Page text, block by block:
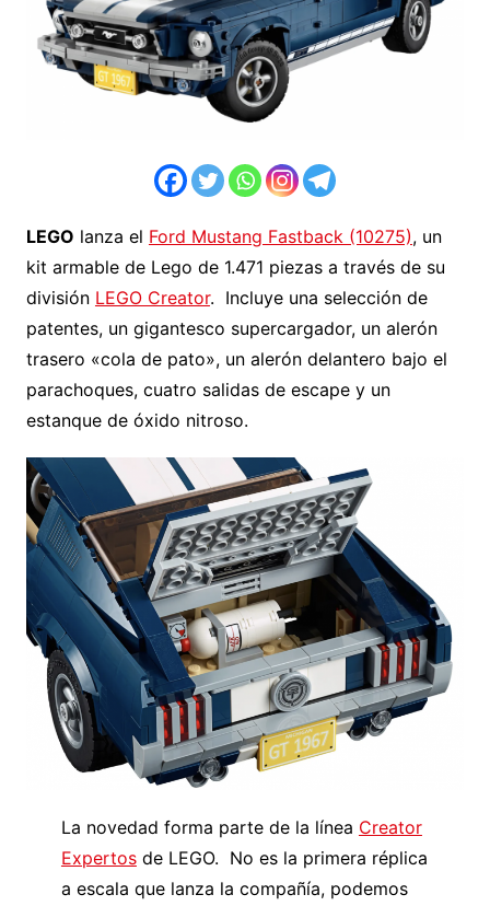
LEGO lanza el Ford Mustang Fastback (10275), un
kit armable de Lego de 1.471 piezas a través de su
división LEGO Creator. Incluye una selección de
patentes, un gigantesco supercargador, un alerón
trasero «cola de pato», un alerón delantero bajo el
parachoques, cuatro salidas de escape y un
estanque de óxido nitroso.
La novedad forma parte de la línea Creator
Expertosde LEGO. No es la primera réplica
a escala que lanza la compañía, podemos